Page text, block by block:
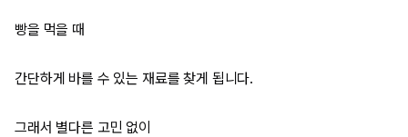
빵을 먹을 때
간단하게 바를 수 있는 재료를 찾게 됩니다.
그래서 별다른 고민 없이